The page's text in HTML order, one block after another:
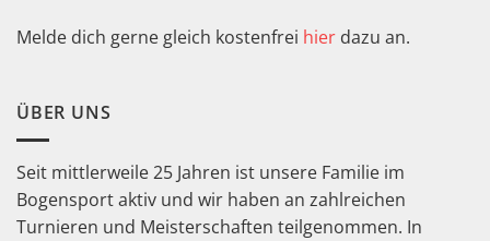
Melde dich gerne gleich kostenfrei hier dazu an.
ÜBER UNS
Seit mittlerweile 25 Jahren ist unsere Familie im
Bogensport aktiv und wir haben an zahlreichen
Turnieren und Meisterschaften teilgenommen. In